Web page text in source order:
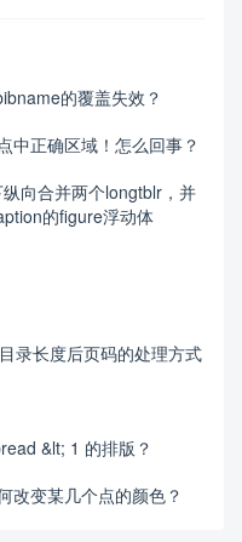
的覆盖失效？
中正确区域！怎么回事？
向合并两个longtblr，并
的figure浮动体
录长度后页码的处理方式
&lt; 1 的排版？
改变某几个点的颜色？